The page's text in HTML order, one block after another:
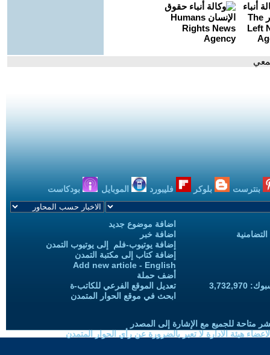
بنترست بلوكر فليبورد الموبايل بودكاست
اضافة موضوع جديد
اضافة خبر
إضافة يوتيوب-فلم إلى يوتيوب التمدن
إضافة كتاب إلى مكتبة التمدن
Add new article - English
أضف حملة
تعديل الموقع الفرعي للكاتب-ة
ابحث في موقع الحوار المتمدن
متاحة للجميع مع الإشارة إلى المصدر
هيئة الادارة لا تعبر بالضرورة عن رأي الحوار المتمدن